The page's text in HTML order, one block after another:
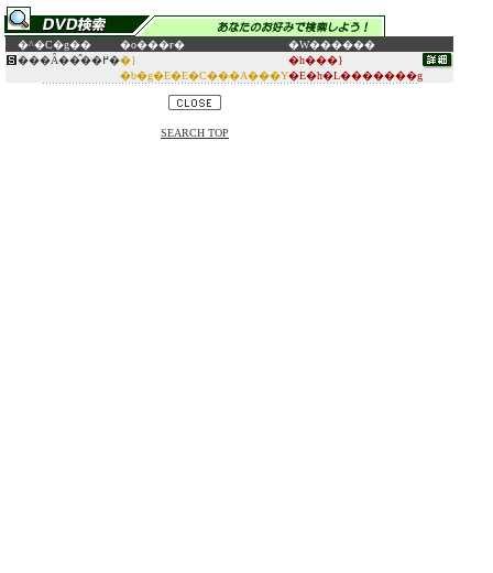
�^�C�g�� �o���ғ�
�W������
���Ȃ��̂��߂��}
�b�g�E�E�C���A���Y
�h���}
�E�h�L�������g
SEARCH TOP